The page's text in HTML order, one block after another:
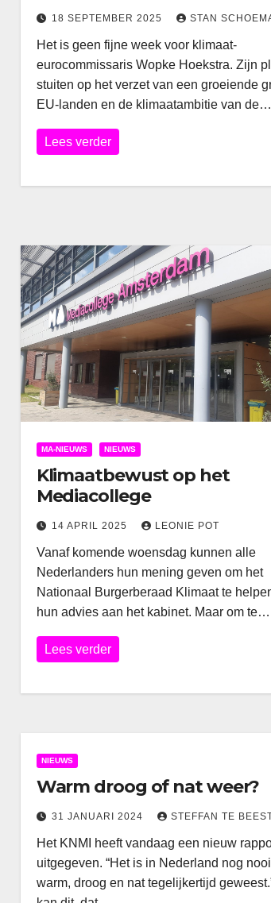
18 SEPTEMBER 2025 STAN
Het is geen fijne week voor klimaat-
eurocommissaris Wopke Hoekstra. Zijn
stuiten op het verzet van een groeiende
EU-landen en de klimaatambitie van de…
Lees verder
MA-NIEUWS NIEUWS
Klimaatbewust op het
Mediacollege
14 APRIL 2025 LEONIE POT
Vanaf komende woensdag kunnen alle
Nederlanders hun mening geven om het
Nationaal Burgerberaad Klimaat te
hun advies aan het kabinet. Maar om te…
Lees verder
NIEUWS
Warm droog of nat weer?
31 JANUARI 2024 STEFFAN TE
Het KNMI heeft vandaag een nieuw
uitgegeven. “Het is in Nederland nog
warm, droog en nat tegelijkertijd